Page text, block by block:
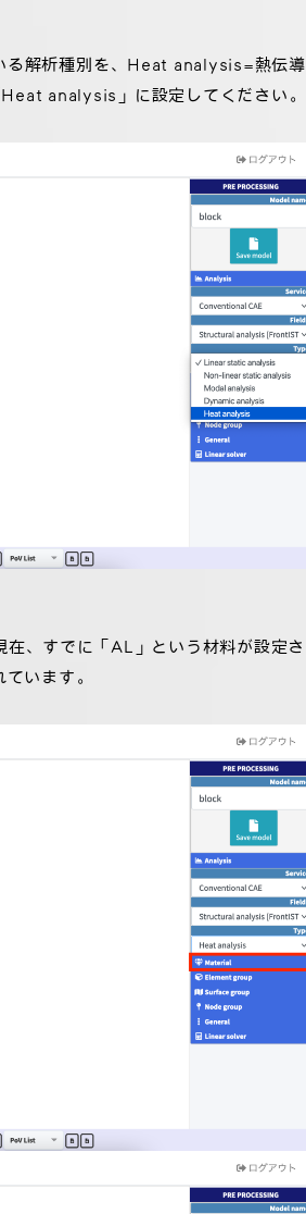
解析種別を、Heat analysis=熱伝導
analysis」に設定してください。
、すでに「AL」という材料が設定さ
います。